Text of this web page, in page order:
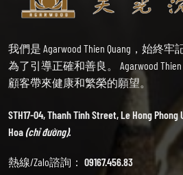
我們是 Agarwood Thien Quang，始終
為了引導正確和善良。 Agarwood
顧客帶來健康和繁榮的願望。
STH17-04, Thanh Tinh Street, Le Hong Phong
Hoa(chỉ đường).
熱線/Zalo諮詢： 09167.456.83